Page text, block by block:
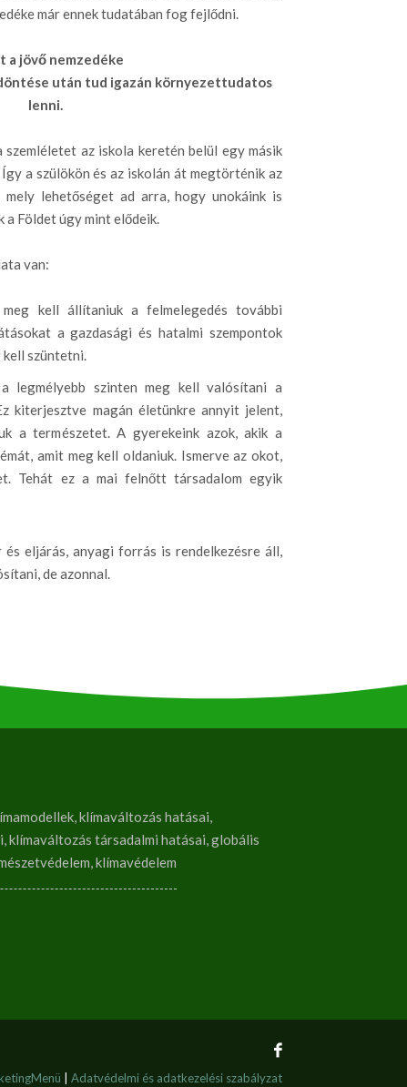
már ennek tudatában fog fejlődni.
a jövő nemzedéke
után tud igazán környezettudatos
lenni.
az iskola keretén belül egy másik
a szülökön és az iskolán át megtörténik az
mely lehetőséget ad arra, hogy unokáink is
a Földet úgy mint elődeik.
van:
kell állítaniuk a felmelegedés további
a gazdasági és hatalmi szempontok
kell szüntetni.
legmélyebb szinten meg kell valósítani a
kiterjesztve magán életünkre annyit jelent,
a természetet. A gyerekeink azok, akik a
amit meg kell oldaniuk. Ismerve az okot,
Tehát ez a mai felnőtt társadalom egyik
eljárás, anyagi forrás is rendelkezésre áll,
de azonnal.
klímaváltozás hatásai,
klímaváltozás társadalmi hatásai, globális
klímavédelem
Adatvédelmi és adatkezelési szabályzat